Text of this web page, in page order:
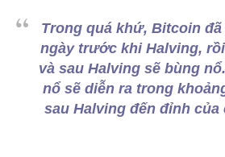
Trong quá khứ, Bitcoin đã
ngày trước khi Halving,
và sau Halving sẽ bùng
nổ sẽ diễn ra trong
sau Halving đến đỉnh của